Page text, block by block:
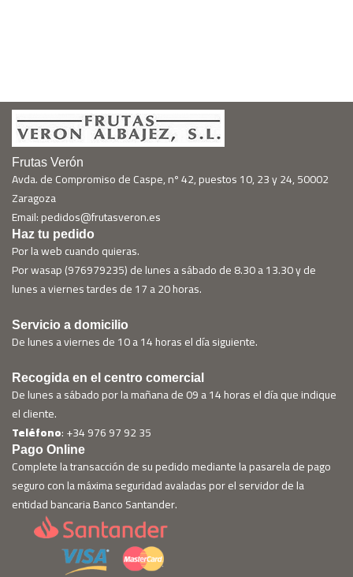
Frutas Verón
Avda. de Compromiso de Caspe, nº 42, puestos 10, 23 y 24, 50002
Zaragoza
Email: pedidos@frutasveron.es
Haz tu pedido
Por la web cuando quieras.
Por wasap (976979235) de lunes a sábado de 8.30 a 13.30 y de
lunes a viernes tardes de 17 a 20 horas.
Servicio a domicilio
De lunes a viernes de 10 a 14 horas el día siguiente.
Recogida en el centro comercial
De lunes a sábado por la mañana de 09 a 14 horas el día que indique
el cliente.
Teléfono: +34 976 97 92 35
Pago Online
Complete la transacción de su pedido mediante la pasarela de pago
seguro con la máxima seguridad avaladas por el servidor de la
entidad bancaria Banco Santander.